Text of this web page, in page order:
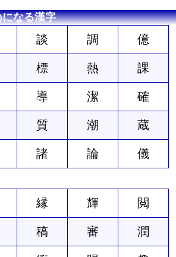
なる漢字
談 調 億
標 熱 課
導 潔 確
質 潮 蔵
諸 論 儀
縁 輝 閲
稿 審 潤